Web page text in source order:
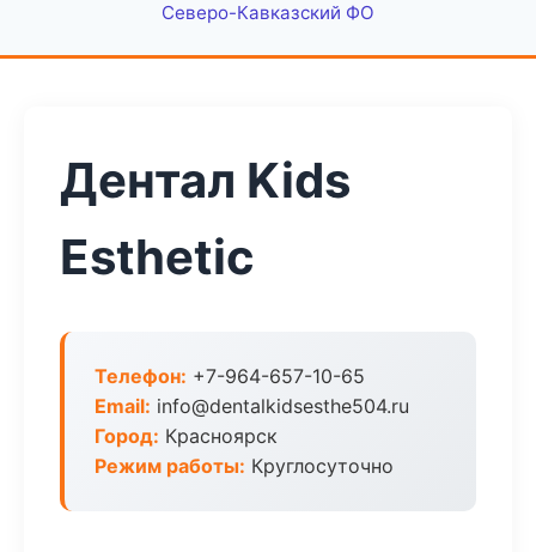
Северо-Кавказский ФО
Дентал Kids
Esthetic
Телефон: +7-964-657-10-65
Email: info@dentalkidsesthe504.ru
Город: Красноярск
Режим работы: Круглосуточно